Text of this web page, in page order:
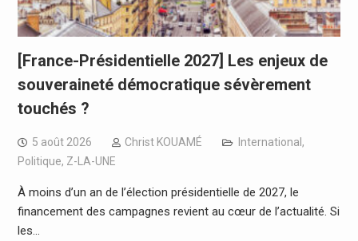
[France-Présidentielle 2027] Les enjeux de
souveraineté démocratique sévèrement
touchés ?
5 août 2026 Christ KOUAMÉ International ,
Politique, Z-LA-UNE
À moins d’un an de l’élection présidentielle de 2027, le
financement des campagnes revient au cœur de l’actualité. Si
les…